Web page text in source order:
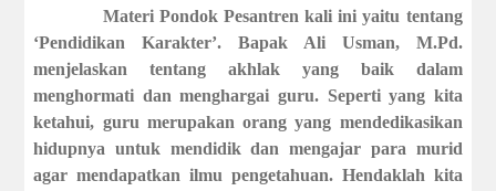
Materi Pondok Pesantren kali ini yaitu tentang
‘Pendidikan Karakter’. Bapak Ali Usman, M.Pd.
menjelaskan tentang akhlak yang baik dalam
menghormati dan menghargai guru. Seperti yang kita
ketahui, guru merupakan orang yang mendedikasikan
hidupnya untuk mendidik dan mengajar para murid
agar mendapatkan ilmu pengetahuan. Hendaklah kita